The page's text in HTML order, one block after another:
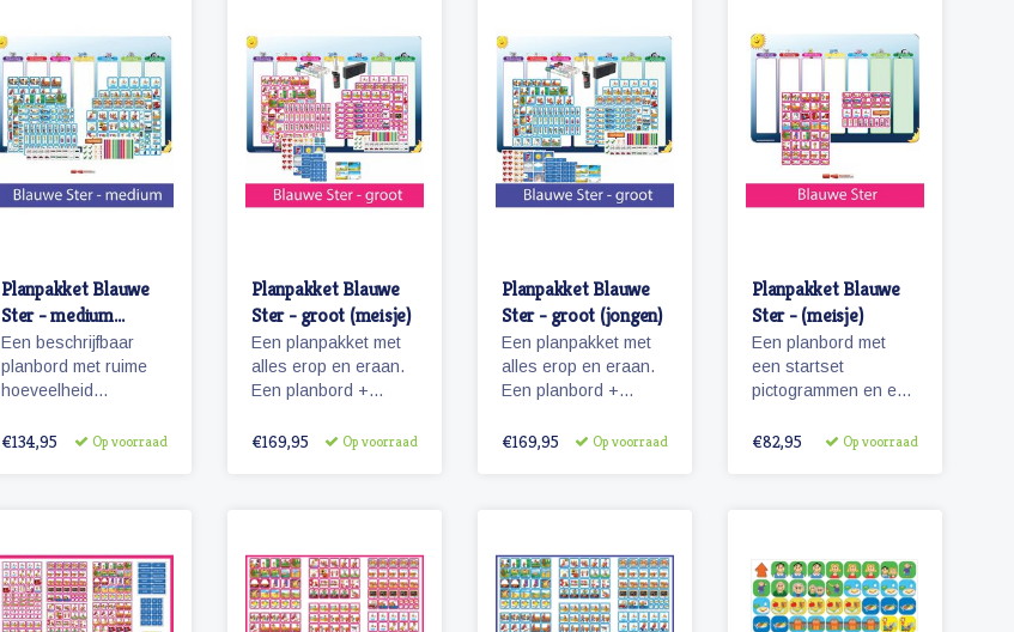
reinigingsmateriaal.
Planpakket Blauwe
Ster - medium
(jongen)
Een beschrijfbaar
planbord met ruime
hoeveelheid
pictogrammen voor
kolomkleuren!
€134,95 Op voorraad
Planpakket Blauwe
Ster - groot (meisje)
Een planpakket met
alles erop en eraan.
Een planbord +
stiften &
€169,95 Op voorraad
Planpakket Blauwe
Ster - groot (jongen)
Een planpakket met
alles erop en eraan.
Een planbord +
stiften &
€169,95 Op voorraad
Planpakket Blauwe
Ster - (meisje)
Een planbord met
een startset
pictogrammen en een
€82,95 Op voorraad